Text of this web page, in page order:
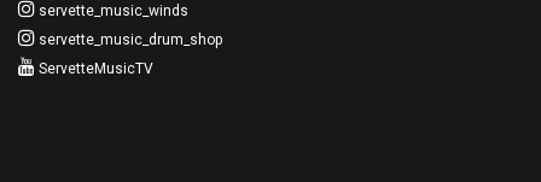
servette_music_winds
servette_music_drum_shop
ServetteMusicTV